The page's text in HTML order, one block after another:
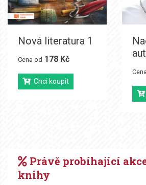
Nová literatura 1
Cena od 178 Kč
Chci koupit
Právě probíhající
knihy